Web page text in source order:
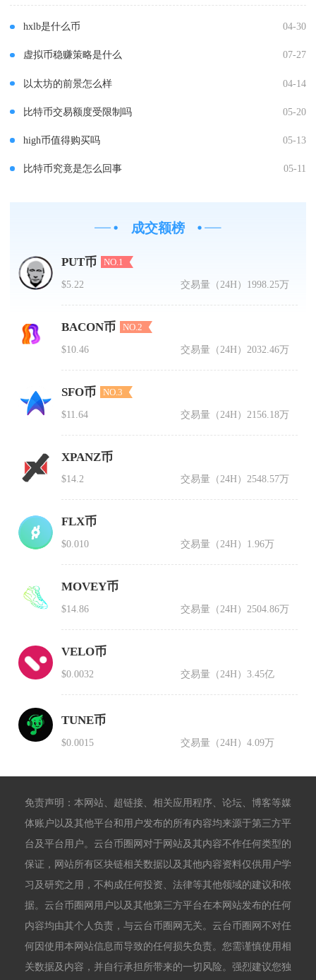
hxlb是什么币 04-30
虚拟币稳赚策略是什么 07-27
以太坊的前景怎么样 04-14
比特币交易额度受限制吗 05-20
high币值得购买吗 05-13
比特币究竟是怎么回事 05-11
成交额榜
PUT币 NO.1
$5.22 交易量（24H） 1998.25万
BACON币 NO.2
$10.46 交易量（24H） 2032.46万
SFO币 NO.3
$11.64 交易量（24H） 2156.18万
XPANZ币
$14.2 交易量（24H）2548.57万
FLX币
$0.010 交易量（24H） 1.96万
MOVEY币
$14.86 交易量（24H） 2504.86万
VELO币
$0.0032 交易量（24H）3.45亿
TUNE币
$0.0015 交易量（24H）4.09万
免责声明：本网站、超链接、相关应用程序、论坛、博客等媒
体账户以及其他平台和用户发布的所有内容均来源于第三方平
台及平台用户。云台币圈网对于网站及其内容不作任何类型的
保证，网站所有区块链相关数据以及其他内容资料仅供用户学
习及研究之用，不构成任何投资、法律等其他领域的建议和依
据。云台币圈网用户以及其他第三方平台在本网站发布的任何
内容均由其个人负责，与云台币圈网无关。云台币圈网不对任
何因使用本网站信息而导致的任何损失负责。您需谨慎使用相
关数据及内容，并自行承担所带来的一切风险。强烈建议您独